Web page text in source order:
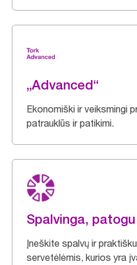
„Advanced“
Ekonomiški ir veiksmingi
patrauklūs ir patikimi.
Spalvinga,
Įneškite spalvų ir
servetėlėmis, kurios yra